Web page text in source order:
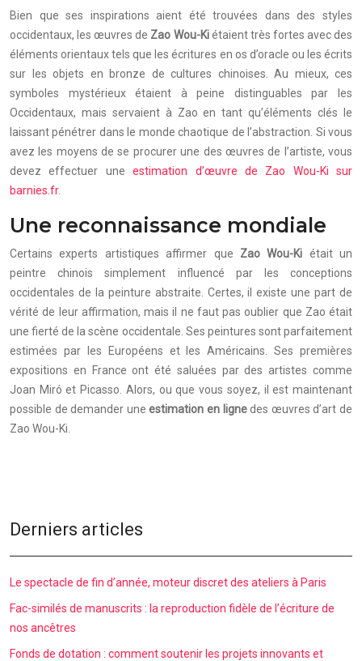
Bien que ses inspirations aient été trouvées dans des styles
occidentaux, les œuvres de Zao Wou-Kiétaient très fortes avec des
éléments orientaux tels que les écritures en os d’oracle ou les écrits
sur les objets en bronze de cultures chinoises. Au mieux, ces
symboles mystérieux étaient à peine distinguables par les
Occidentaux, mais servaient à Zao en tant qu’éléments clés le
laissant pénétrer dans le monde chaotique de l’abstraction. Si vous
avez les moyens de se procurer une des œuvres de l’artiste, vous
devez effectuer uneestimation d’œuvre de Zao Wou-Ki sur
barnies.fr.
Une reconnaissance mondiale
Certains experts artistiques affirmer que Zao Wou-Ki était un
peintre chinois simplement influencé par les conceptions
occidentales de la peinture abstraite. Certes, il existe une part de
vérité de leur affirmation, mais il ne faut pas oublier que Zao était
une fierté de la scène occidentale. Ses peintures sont parfaitement
estimées par les Européens et les Américains. Ses premières
expositions en France ont été saluées par des artistes comme
Joan Miró et Picasso. Alors, ou que vous soyez, il est maintenant
possible de demander uneestimation en lignedes œuvres d’art de
Zao Wou-Ki.
Derniers articles
Le spectacle de fin d’année, moteur discret des ateliers à Paris
Fac-similés de manuscrits : la reproduction fidèle de l’écriture de
nos ancêtres
Fonds de dotation : comment soutenir les projets innovants et